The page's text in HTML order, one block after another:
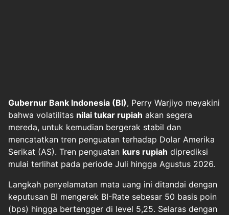
Gubernur Bank Indonesia (BI), Perry Warjiyo meyakini
bahwa volatilitas nilai tukar rupiah akan segera
mereda, untuk kemudian bergerak stabil dan
mencatatkan tren penguatan terhadap Dolar Amerika
Serikat (AS). Tren penguatan kurs rupiah diprediksi
mulai terlihat pada periode Juli hingga Agustus 2026.
Langkah penyelamatan mata uang ini ditandai dengan
keputusan BI mengerek BI-Rate sebesar 50 basis poin
(bps) hingga bertengger di level 5,25. Selaras dengan